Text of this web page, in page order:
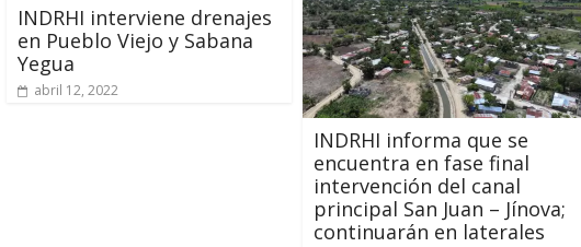
INDRHI interviene drenajes
en Pueblo Viejo y Sabana
Yegua
abril 12, 2022
INDRHI informa que se
encuentra en fase final
intervención del canal
principal San Juan – Jínova;
continuarán en laterales